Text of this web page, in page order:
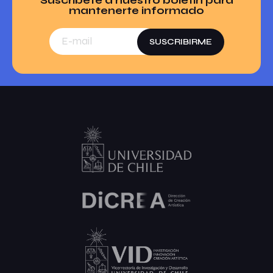
mantenerte informado